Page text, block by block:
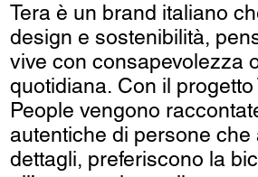
Tera è un brand italiano
design e sostenibilità,
vive con consapevolezza
quotidiana. Con il progetto
People vengono
autentiche di persone che
dettagli, preferiscono la